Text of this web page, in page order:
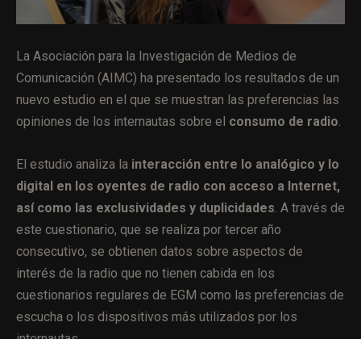
La Asociación para la Investigación de Medios de
Comunicación (AIMC) ha presentado los resultados de un
nuevo estudio en el que se muestran las preferencias las
opiniones de los internautas sobre el consumo de radio.
El estudio analiza la interacción entre lo analógico y lo
digital en los oyentes de radio con acceso a Internet,
así como las exclusividades y duplicidades. A través de
este cuestionario, que se realiza por tercer año
consecutivo, se obtienen datos sobre aspectos de
interés de la radio que no tienen cabida en los
cuestionarios regulares de EGM como las preferencias de
escucha o los dispositivos más utilizados por los